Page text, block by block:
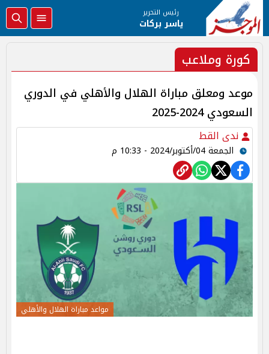
رئيس التحرير
ياسر بركات
كورة وملاعب
موعد ومعلق مباراة الهلال والأهلي في الدوري
السعودي 2024-2025
ندى القط
الجمعة 04/أكتوبر/2024 - 10:33 م
مواعد مباراة الهلال والأهلي